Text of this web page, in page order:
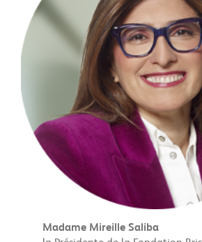
Madame Mireille Saliba